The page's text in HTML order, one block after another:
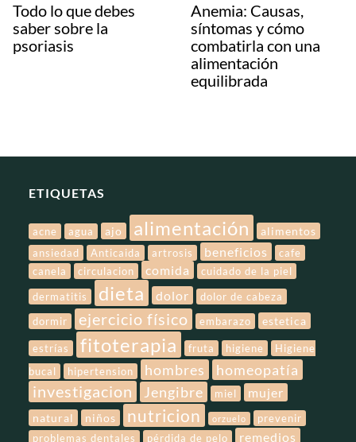
Todo lo que debes
saber sobre la
psoriasis
Anemia: Causas,
síntomas y cómo
combatirla con una
alimentación
equilibrada
ETIQUETAS
acne agua ajo alimentación alimentos
ansiedad Anticaida artrosis beneficios
cafe
canela
circulacion comida
cuidado de la piel
dermatitis
dieta dolor
dolor de cabeza
dormir
ejercicio físico embarazo estetica
estrías fitoterapia fruta higiene
Higiene
bucal
hipertension hombres homeopatía
investigacion Jengibre miel mujer
natural niños nutricion orzuelo
prevenir
problemas dentales
pérdida de pelo remedios